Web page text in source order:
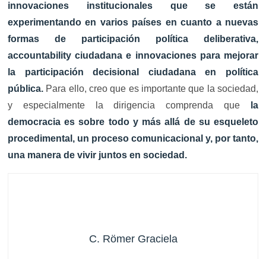
innovaciones institucionales que se están
experimentando en varios países en cuanto a nuevas
formas de participación política deliberativa,
accountability ciudadana e innovaciones para mejorar
la participación decisional ciudadana en política
pública. Para ello, creo que es importante que la sociedad,
y especialmente la dirigencia comprenda que
la
democracia es sobre todo y más allá de su esqueleto
procedimental, un proceso comunicacional y, por tanto,
una manera de vivir juntos en sociedad.
C. Römer Graciela